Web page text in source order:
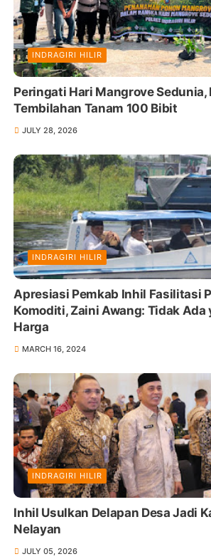
INDRAGIRI HILIR
Peringati Hari Mangrove Sedunia,
Tembilahan Tanam 100 Bibit
JULY 28, 2026
INDRAGIRI HILIR
Apresiasi Pemkab Inhil Fasilitasi
Komoditi, Zaini Awang: Tidak Ada
Harga
MARCH 16, 2024
INDRAGIRI HILIR
Inhil Usulkan Delapan Desa Jadi
Nelayan
JULY 05, 2026